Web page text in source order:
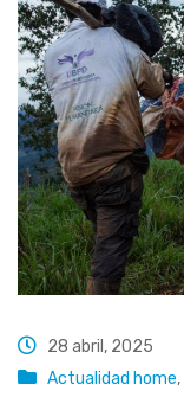
28 abril, 2025
Actualidad home,